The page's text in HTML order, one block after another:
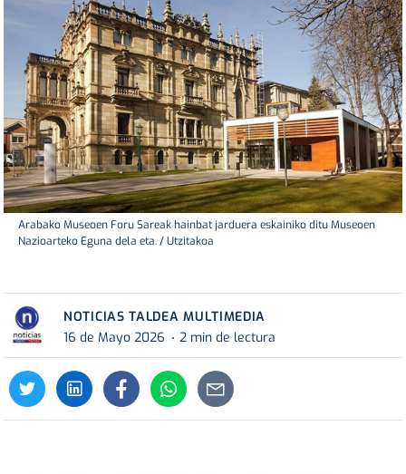
Arabako Museoen Foru Sareak hainbat jarduera eskainiko ditu Museoen
Nazioarteko Eguna dela eta. / Utzitakoa
NOTICIAS TALDEA MULTIMEDIA
16 de Mayo 2026
2 min de lectura